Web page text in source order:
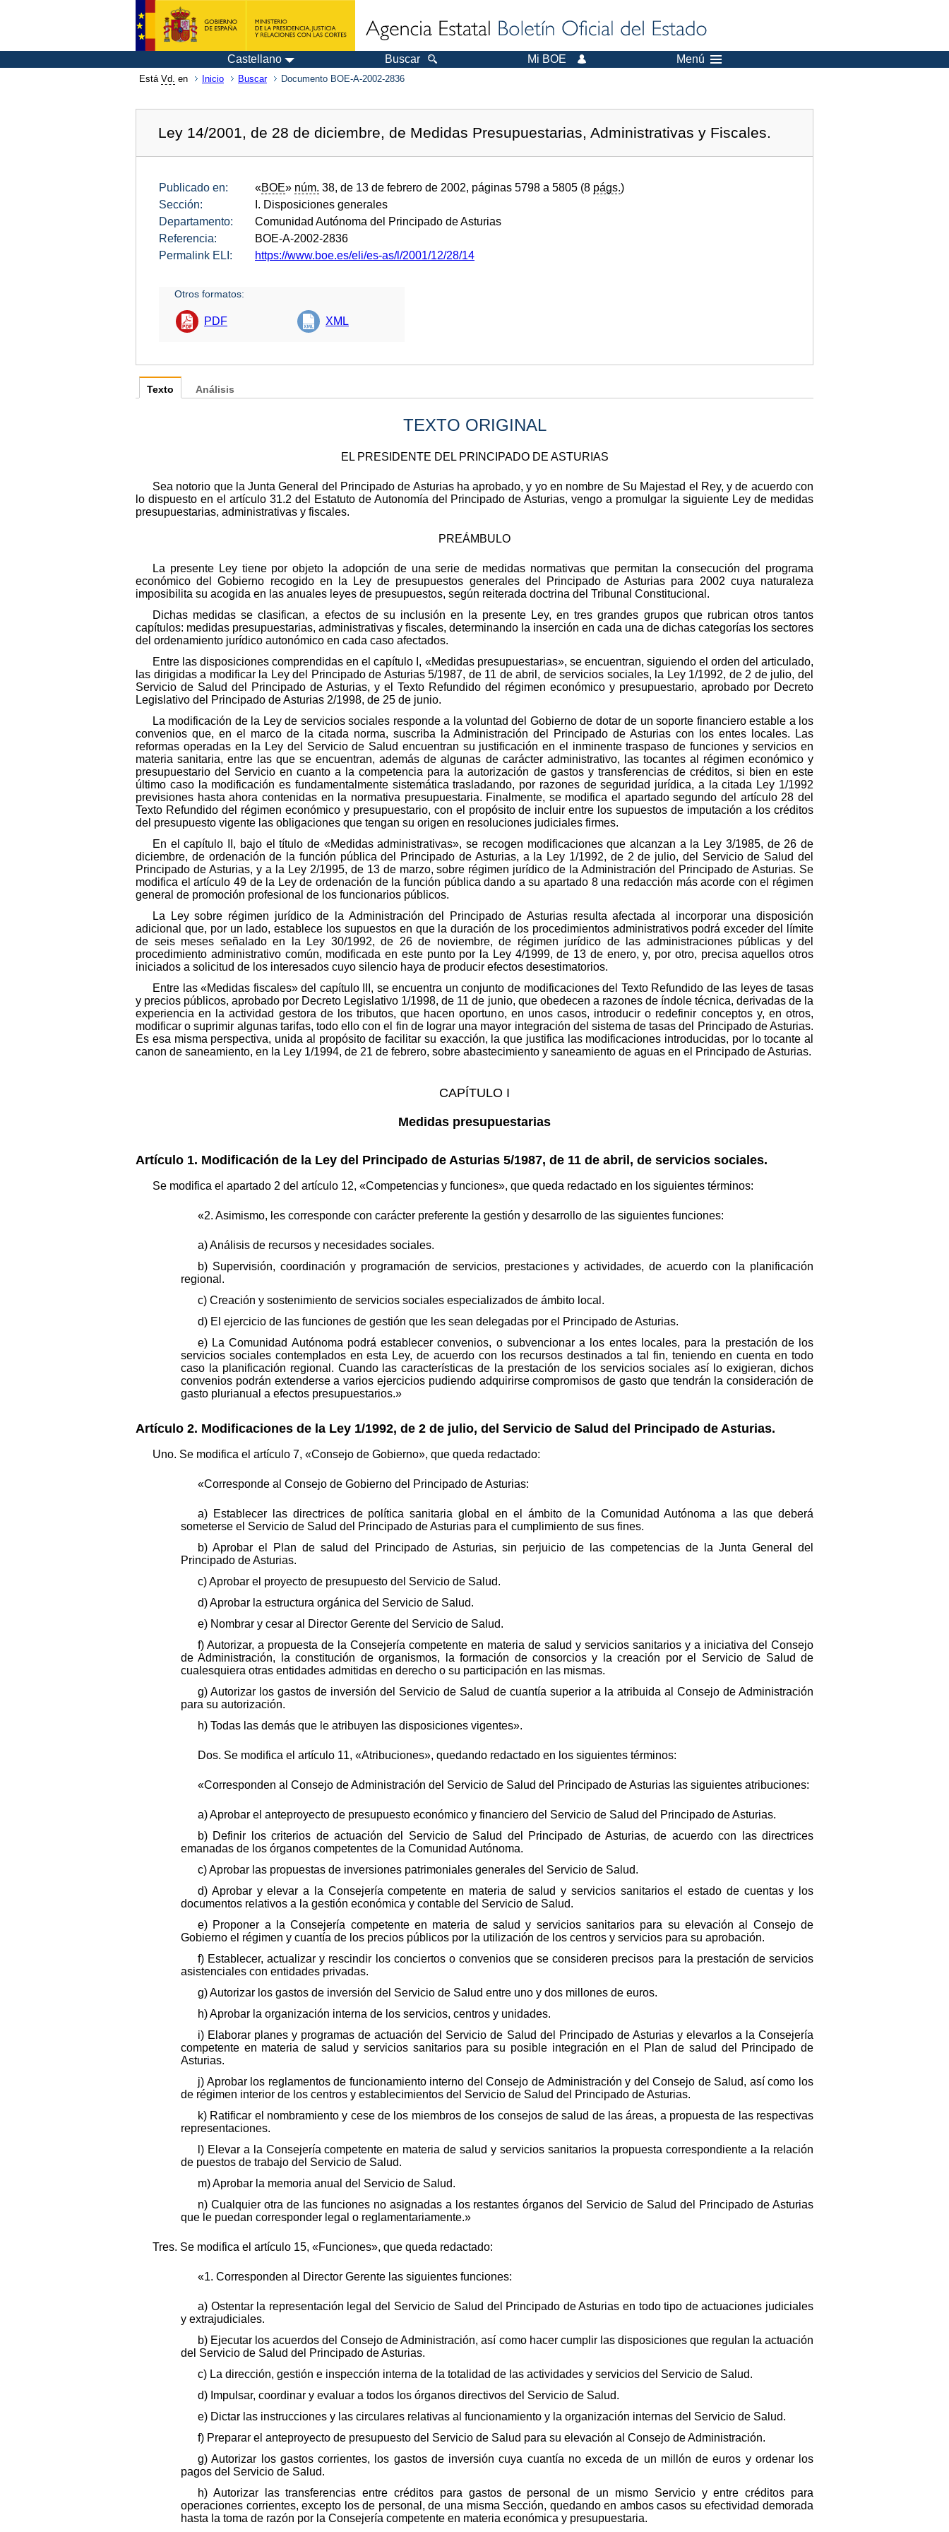
Castellano Buscar Mi BOE Menú
Está Vd. en Inicio Buscar Documento BOE-A-2002-2836
Ley 14/2001, de 28 de diciembre, de Medidas Presupuestarias, Administrativas y Fiscales.
Publicado en: «BOE» núm. 38, de 13 de febrero de 2002, páginas 5798 a 5805 (8 págs.)
Sección:
I. Disposiciones generales
Departamento:
Comunidad Autónoma del Principado de Asturias
Referencia:
BOE-A-2002-2836
Permalink ELI:
https://www.boe.es/eli/es-as/l/2001/12/28/14
Otros formatos:
PDF XML
Texto
TEXTO ORIGINAL
EL PRESIDENTE DEL PRINCIPADO DE ASTURIAS
Sea notorio que la Junta General del Principado de Asturias ha aprobado, y yo en nombre de Su Majestad el Rey, y de acuerdo con
lo dispuesto en el artículo 31.2 del Estatuto de Autonomía del Principado de Asturias, vengo a promulgar la siguiente Ley de medidas
presupuestarias, administrativas y fiscales.
PREÁMBULO
La presente Ley tiene por objeto la adopción de una serie de medidas normativas que permitan la consecución del programa
económico del Gobierno recogido en la Ley de presupuestos generales del Principado de Asturias para 2002 cuya naturaleza
imposibilita su acogida en las anuales leyes de presupuestos, según reiterada doctrina del Tribunal Constitucional.
Dichas medidas se clasifican, a efectos de su inclusión en la presente Ley, en tres grandes grupos que rubrican otros tantos
capítulos: medidas presupuestarias, administrativas y fiscales, determinando la inserción en cada una de dichas categorías los sectores
del ordenamiento jurídico autonómico en cada caso afectados.
Entre las disposiciones comprendidas en el capítulo I, «Medidas presupuestarias», se encuentran, siguiendo el orden del articulado,
las dirigidas a modificar la Ley del Principado de Asturias 5/1987, de 11 de abril, de servicios sociales, la Ley 1/1992, de 2 de julio, del
Servicio de Salud del Principado de Asturias, y el Texto Refundido del régimen económico y presupuestario, aprobado por Decreto
Legislativo del Principado de Asturias 2/1998, de 25 de junio.
La modificación de la Ley de servicios sociales responde a la voluntad del Gobierno de dotar de un soporte financiero estable a los
convenios que, en el marco de la citada norma, suscriba la Administración del Principado de Asturias con los entes locales. Las
reformas operadas en la Ley del Servicio de Salud encuentran su justificación en el inminente traspaso de funciones y servicios en
materia sanitaria, entre las que se encuentran, además de algunas de carácter administrativo, las tocantes al régimen económico y
presupuestario del Servicio en cuanto a la competencia para la autorización de gastos y transferencias de créditos, si bien en este
último caso la modificación es fundamentalmente sistemática trasladando, por razones de seguridad jurídica, a la citada Ley 1/1992
previsiones hasta ahora contenidas en la normativa presupuestaria. Finalmente, se modifica el apartado segundo del artículo 28 del
Texto Refundido del régimen económico y presupuestario, con el propósito de incluir entre los supuestos de imputación a los créditos
del presupuesto vigente las obligaciones que tengan su origen en resoluciones judiciales firmes.
En el capítulo II, bajo el título de «Medidas administrativas», se recogen modificaciones que alcanzan a la Ley 3/1985, de 26 de
diciembre, de ordenación de la función pública del Principado de Asturias, a la Ley 1/1992, de 2 de julio, del Servicio de Salud del
Principado de Asturias, y a la Ley 2/1995, de 13 de marzo, sobre régimen jurídico de la Administración del Principado de Asturias. Se
modifica el artículo 49 de la Ley de ordenación de la función pública dando a su apartado 8 una redacción más acorde con el régimen
general de promoción profesional de los funcionarios públicos.
La Ley sobre régimen jurídico de la Administración del Principado de Asturias resulta afectada al incorporar una disposición
adicional que, por un lado, establece los supuestos en que la duración de los procedimientos administrativos podrá exceder del límite
de seis meses señalado en la Ley 30/1992, de 26 de noviembre, de régimen jurídico de las administraciones públicas y del
procedimiento administrativo común, modificada en este punto por la Ley 4/1999, de 13 de enero, y, por otro, precisa aquellos otros
iniciados a solicitud de los interesados cuyo silencio haya de producir efectos desestimatorios.
Entre las «Medidas fiscales» del capítulo III, se encuentra un conjunto de modificaciones del Texto Refundido de las leyes de tasas
y precios públicos, aprobado por Decreto Legislativo 1/1998, de 11 de junio, que obedecen a razones de índole técnica, derivadas de la
experiencia en la actividad gestora de los tributos, que hacen oportuno, en unos casos, introducir o redefinir conceptos y, en otros,
modificar o suprimir algunas tarifas, todo ello con el fin de lograr una mayor integración del sistema de tasas del Principado de Asturias.
Es esa misma perspectiva, unida al propósito de facilitar su exacción, la que justifica las modificaciones introducidas, por lo tocante al
canon de saneamiento, en la Ley 1/1994, de 21 de febrero, sobre abastecimiento y saneamiento de aguas en el Principado de Asturias.
CAPÍTULO I
Medidas presupuestarias
Artículo 1. Modificación de la Ley del Principado de Asturias 5/1987, de 11 de abril, de servicios sociales.
Se modifica el apartado 2 del artículo 12, «Competencias y funciones», que queda redactado en los siguientes términos:
«2. Asimismo, les corresponde con carácter preferente la gestión y desarrollo de las siguientes funciones:
a) Análisis de recursos y necesidades sociales.
b) Supervisión, coordinación y programación de servicios, prestaciones y actividades, de acuerdo con la planificación
regional.
c) Creación y sostenimiento de servicios sociales especializados de ámbito local.
d) El ejercicio de las funciones de gestión que les sean delegadas por el Principado de Asturias.
e) La Comunidad Autónoma podrá establecer convenios, o subvencionar a los entes locales, para la prestación de los
servicios sociales contemplados en esta Ley, de acuerdo con los recursos destinados a tal fin, teniendo en cuenta en todo
caso la planificación regional. Cuando las características de la prestación de los servicios sociales así lo exigieran, dichos
convenios podrán extenderse a varios ejercicios pudiendo adquirirse compromisos de gasto que tendrán la consideración de
gasto plurianual a efectos presupuestarios.»
Artículo 2. Modificaciones de la Ley 1/1992, de 2 de julio, del Servicio de Salud del Principado de Asturias.
Uno. Se modifica el artículo 7, «Consejo de Gobierno», que queda redactado:
«Corresponde al Consejo de Gobierno del Principado de Asturias:
a) Establecer las directrices de política sanitaria global en el ámbito de la Comunidad Autónoma a las que deberá
someterse el Servicio de Salud del Principado de Asturias para el cumplimiento de sus fines.
b) Aprobar el Plan de salud del Principado de Asturias, sin perjuicio de las competencias de la Junta General del
Principado de Asturias.
c) Aprobar el proyecto de presupuesto del Servicio de Salud.
d) Aprobar la estructura orgánica del Servicio de Salud.
e) Nombrar y cesar al Director Gerente del Servicio de Salud.
f) Autorizar, a propuesta de la Consejería competente en materia de salud y servicios sanitarios y a iniciativa del Consejo
de Administración, la constitución de organismos, la formación de consorcios y la creación por el Servicio de Salud de
cualesquiera otras entidades admitidas en derecho o su participación en las mismas.
g) Autorizar los gastos de inversión del Servicio de Salud de cuantía superior a la atribuida al Consejo de Administración
para su autorización.
h) Todas las demás que le atribuyen las disposiciones vigentes».
Dos. Se modifica el artículo 11, «Atribuciones», quedando redactado en los siguientes términos:
«Corresponden al Consejo de Administración del Servicio de Salud del Principado de Asturias las siguientes atribuciones:
a) Aprobar el anteproyecto de presupuesto económico y financiero del Servicio de Salud del Principado de Asturias.
b) Definir los criterios de actuación del Servicio de Salud del Principado de Asturias, de acuerdo con las directrices
emanadas de los órganos competentes de la Comunidad Autónoma.
c) Aprobar las propuestas de inversiones patrimoniales generales del Servicio de Salud.
d) Aprobar y elevar a la Consejería competente en materia de salud y servicios sanitarios el estado de cuentas y los
documentos relativos a la gestión económica y contable del Servicio de Salud.
e) Proponer a la Consejería competente en materia de salud y servicios sanitarios para su elevación al Consejo de
Gobierno el régimen y cuantía de los precios públicos por la utilización de los centros y servicios para su aprobación.
f) Establecer, actualizar y rescindir los conciertos o convenios que se consideren precisos para la prestación de servicios
asistenciales con entidades privadas.
g) Autorizar los gastos de inversión del Servicio de Salud entre uno y dos millones de euros.
h) Aprobar la organización interna de los servicios, centros y unidades.
i) Elaborar planes y programas de actuación del Servicio de Salud del Principado de Asturias y elevarlos a la Consejería
competente en materia de salud y servicios sanitarios para su posible integración en el Plan de salud del Principado de
Asturias.
j) Aprobar los reglamentos de funcionamiento interno del Consejo de Administración y del Consejo de Salud, así como los
de régimen interior de los centros y establecimientos del Servicio de Salud del Principado de Asturias.
k) Ratificar el nombramiento y cese de los miembros de los consejos de salud de las áreas, a propuesta de las respectivas
representaciones.
l) Elevar a la Consejería competente en materia de salud y servicios sanitarios la propuesta correspondiente a la relación
de puestos de trabajo del Servicio de Salud.
m) Aprobar la memoria anual del Servicio de Salud.
n) Cualquier otra de las funciones no asignadas a los restantes órganos del Servicio de Salud del Principado de Asturias
que le puedan corresponder legal o reglamentariamente.»
Tres. Se modifica el artículo 15, «Funciones», que queda redactado:
«1. Corresponden al Director Gerente las siguientes funciones:
a) Ostentar la representación legal del Servicio de Salud del Principado de Asturias en todo tipo de actuaciones judiciales
y extrajudiciales.
b) Ejecutar los acuerdos del Consejo de Administración, así como hacer cumplir las disposiciones que regulan la actuación
del Servicio de Salud del Principado de Asturias.
c) La dirección, gestión e inspección interna de la totalidad de las actividades y servicios del Servicio de Salud.
d) Impulsar, coordinar y evaluar a todos los órganos directivos del Servicio de Salud.
e) Dictar las instrucciones y las circulares relativas al funcionamiento y la organización internas del Servicio de Salud.
f) Preparar el anteproyecto de presupuesto del Servicio de Salud para su elevación al Consejo de Administración.
g) Autorizar los gastos corrientes, los gastos de inversión cuya cuantía no exceda de un millón de euros y ordenar los
pagos del Servicio de Salud.
h) Autorizar las transferencias entre créditos para gastos de personal de un mismo Servicio y entre créditos para
operaciones corrientes, excepto los de personal, de una misma Sección, quedando en ambos casos su efectividad demorada
hasta la toma de razón por la Consejería competente en materia económica y presupuestaria.
Análisis